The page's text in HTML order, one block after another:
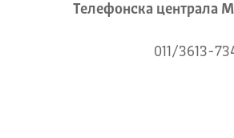
Телeфонска централа
011/3613-